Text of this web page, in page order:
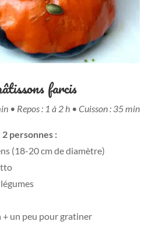
farcis
• Repos : 1 à 2 h • Cuisson : 35 min
personnes :
(18-20 cm de diamètre)
+ un peu pour gratiner